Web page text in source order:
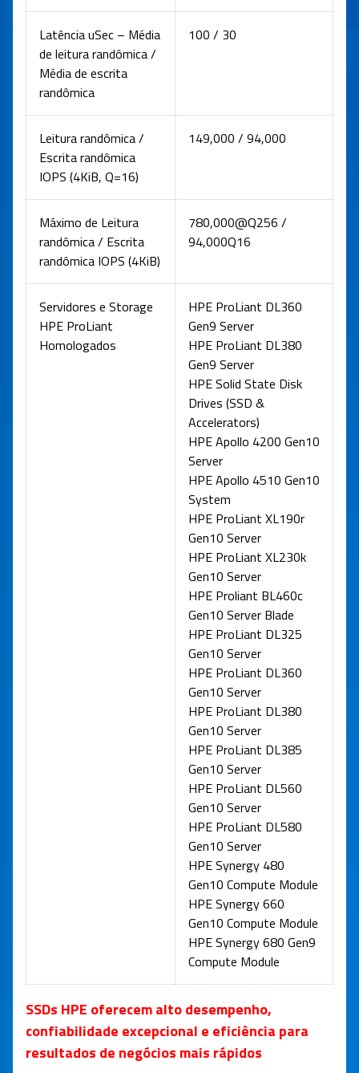
Latência uSec – Média
de leitura randômica /
Média de escrita
randômica
100 / 30
Leitura randômica /
Escrita randômica
IOPS (4KiB, Q=16)
149,000 / 94,000
Máximo de Leitura
randômica / Escrita
randômica IOPS (4KiB)
780,000@Q256 /
94,000Q16
Servidores e Storage
HPE ProLiant
Homologados
HPE ProLiant DL360
Gen9 Server
HPE ProLiant DL380
Gen9 Server
HPE Solid State Disk
Drives (SSD &
Accelerators)
HPE Apollo 4200 Gen10
Server
HPE Apollo 4510 Gen10
System
HPE ProLiant XL190r
Gen10 Server
HPE ProLiant XL230k
Gen10 Server
HPE Proliant BL460c
Gen10 Server Blade
HPE ProLiant DL325
Gen10 Server
HPE ProLiant DL360
Gen10 Server
HPE ProLiant DL380
Gen10 Server
HPE ProLiant DL385
Gen10 Server
HPE ProLiant DL560
Gen10 Server
HPE ProLiant DL580
Gen10 Server
HPE Synergy 480
Gen10 Compute Module
HPE Synergy 660
Gen10 Compute Module
HPE Synergy 680 Gen9
Compute Module
SSDs HPE oferecem alto desempenho,
confiabilidade excepcional e eficiência para
resultados de negócios mais rápidos